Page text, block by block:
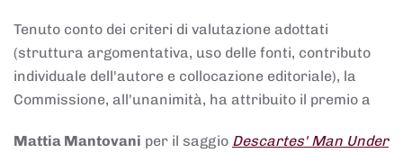
Tenuto conto dei criteri di valutazione adottati
(struttura argomentativa, uso delle fonti, contributo
individuale dell'autore e collocazione editoriale), la
Commissione, all'unanimità, ha attribuito il premio a
Mattia Mantovani per il saggio Descartes' Man Under